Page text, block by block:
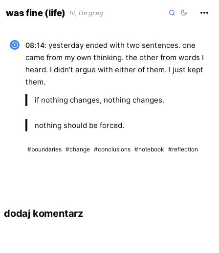
towas fine (life) hi, i'm greg
08:14: yesterday ended with two sentences. one
came from my own thinking. the other from words I
heard. I didn’t argue with either of them. I just kept
them.
if nothing changes, nothing changes.
nothing should be forced.
#boundaries #change #conclusions #notebook #reflection
dodaj komentarz